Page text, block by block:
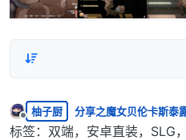
离线
柚子厨 分享之魔女贝伦卡斯泰
标签：双端，安卓直装，SLG